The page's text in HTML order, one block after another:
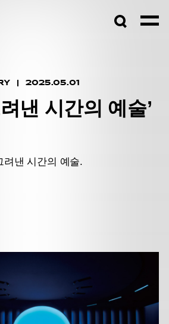
2025.05.01
낸 시간의 예술’
려낸 시간의 예술.